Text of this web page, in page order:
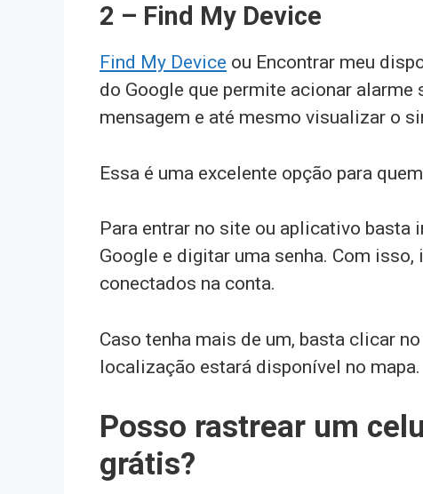
2 – Find My Device
Find My Device ou Encontrar meu
do Google que permite acionar alarme
mensagem e até mesmo visualizar o
Essa é uma excelente opção para
Para entrar no site ou aplicativo basta
Google e digitar uma senha. Com
conectados na conta.
Caso tenha mais de um, basta clicar
localização estará disponível no mapa.
Posso rastrear um
grátis?